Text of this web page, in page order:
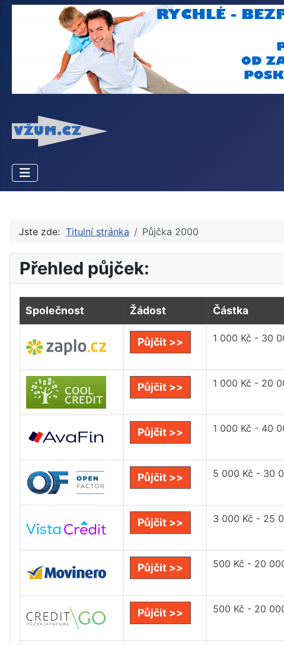
Jste zde: Titulní stránka Půjčka 2000
Přehled půjček:
Společnost Žádost Částka
Půjčit >> 1 000 Kč - 30
Půjčit >> 1 000 Kč - 20
Půjčit >> 1 000 Kč - 40
Půjčit >> 5 000 Kč - 30
Půjčit >> 3 000 Kč - 25
Půjčit >> 500 Kč - 20
Půjčit >> 500 Kč - 20